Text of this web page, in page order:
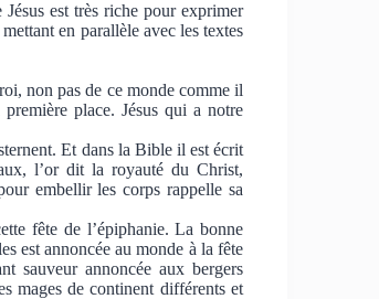
est très riche pour exprimer
en parallèle avec les textes
non pas de ce monde comme il
place. Jésus qui a notre
Et dans la Bible il est écrit
l’or dit la royauté du Christ,
embellir les corps rappelle sa
fête de l’épiphanie. La bonne
est annoncée au monde à la fête
sauveur annoncée aux bergers
mages de continent différents et